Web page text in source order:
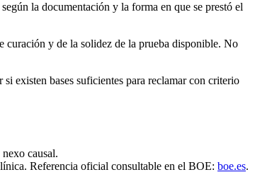
la documentación y la forma en que se prestó el
curación y de la solidez de la prueba disponible. No
existen bases suficientes para reclamar con criterio
causal.
Referencia oficial consultable en el BOE: boe.es.